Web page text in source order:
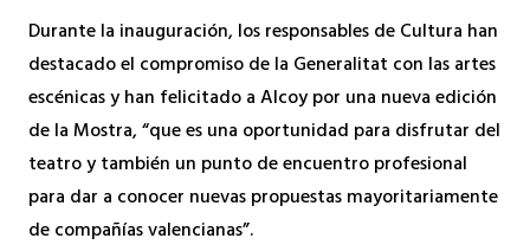
Durante la inauguración, los responsables de Cultura han
destacado el compromiso de la Generalitat con las artes
escénicas y han felicitado a Alcoy por una nueva edición
de la Mostra, “que es una oportunidad para disfrutar del
teatro y también un punto de encuentro profesional
para dar a conocer nuevas propuestas mayoritariamente
de compañías valencianas”.